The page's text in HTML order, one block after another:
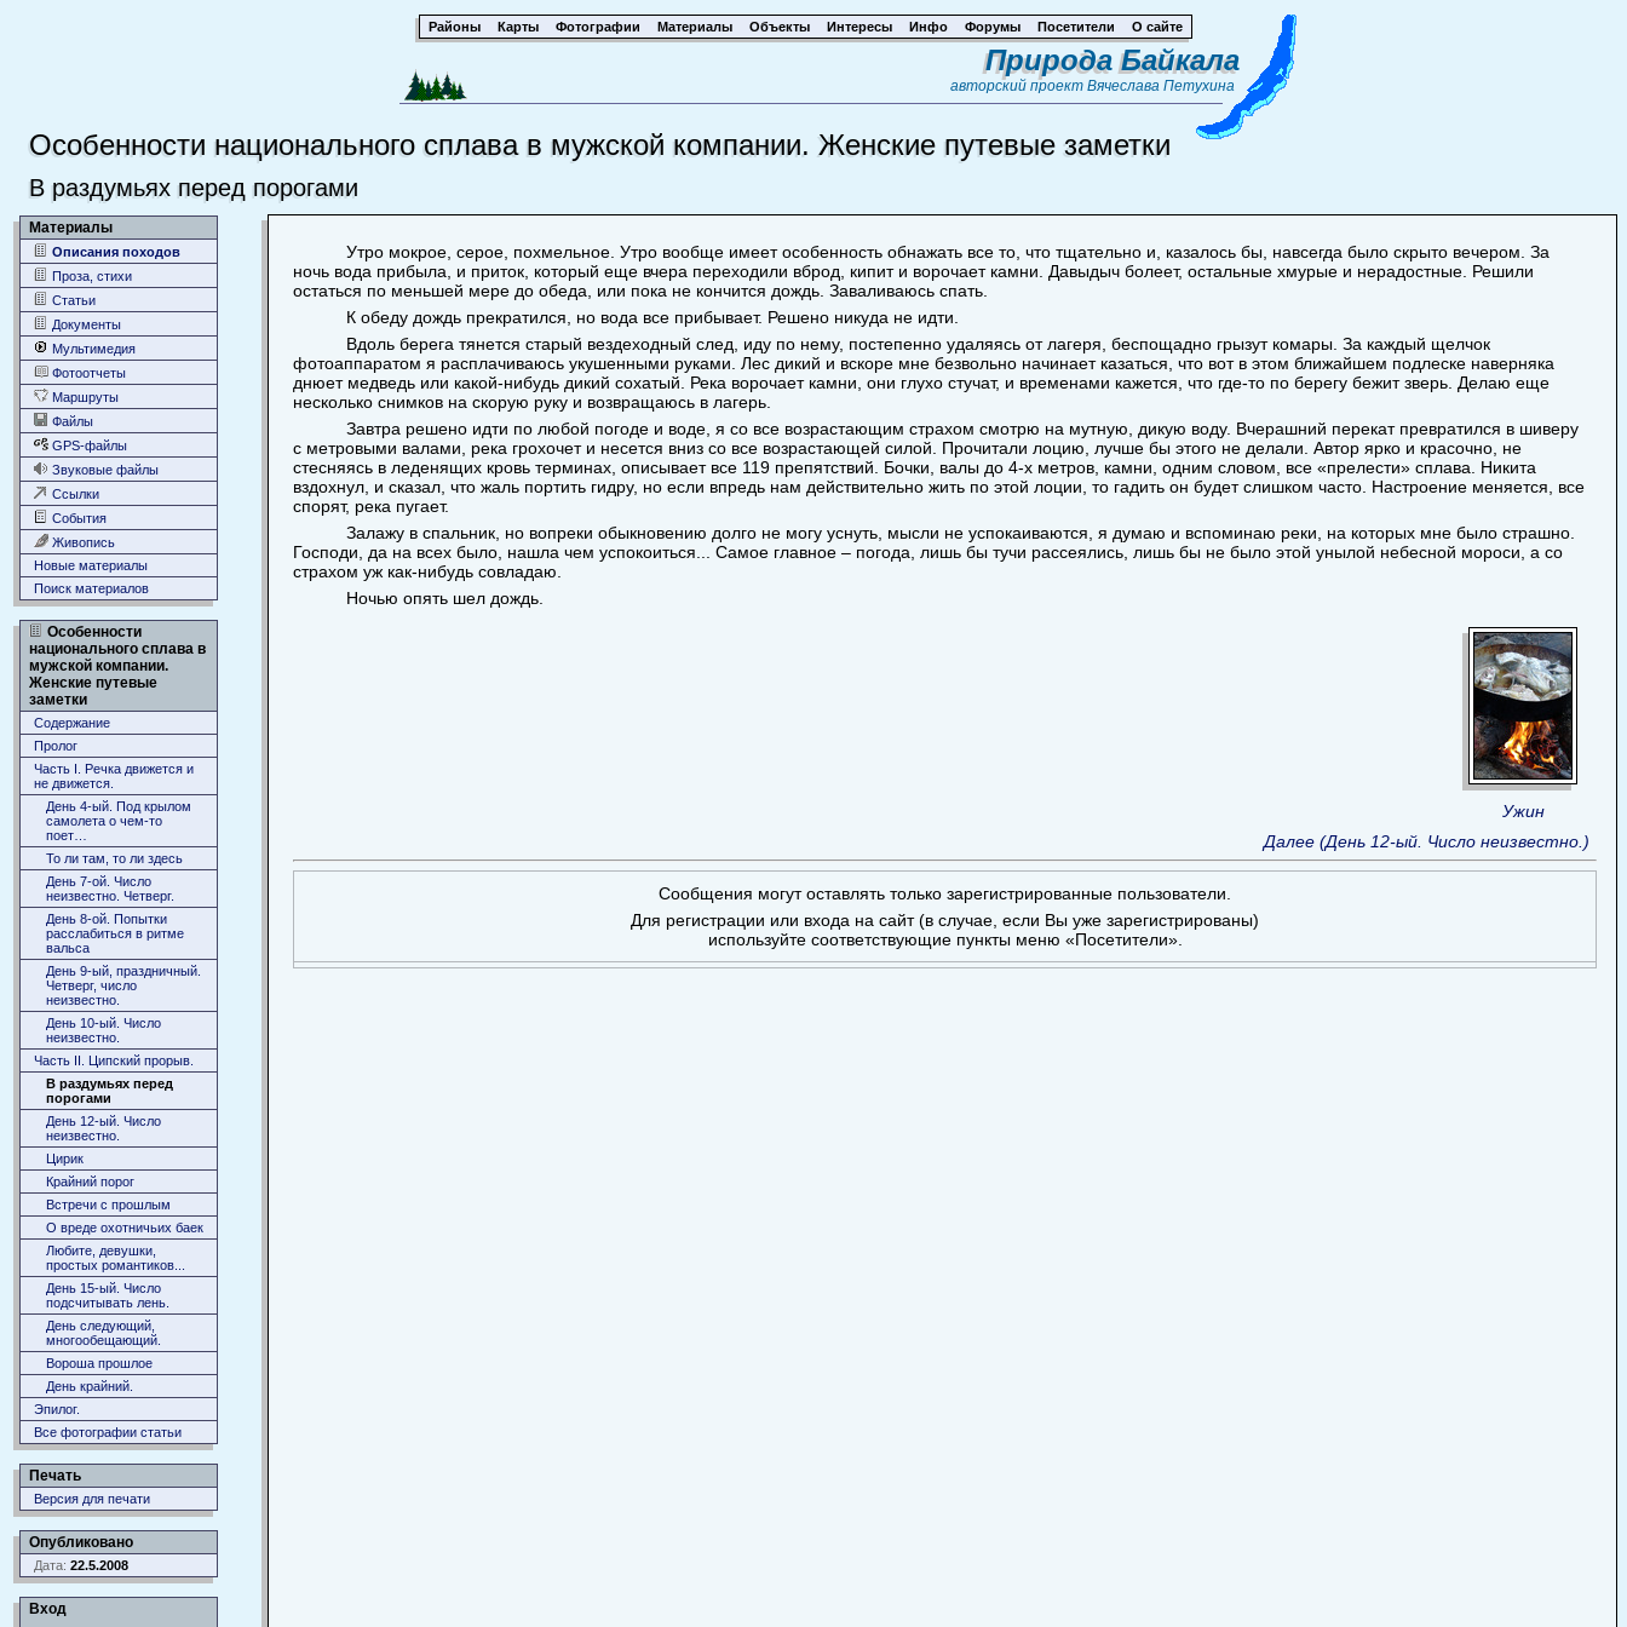
Районы Карты Фотографии Материалы Объекты Интересы Инфо Форумы Посетители О сайте
Природа Байкала
авторский проект Вячеслава Петухина
Особенности национального сплава в мужской компании. Женские путевые заметки
В раздумьях перед порогами
Материалы
Описания походов
Проза, стихи
Статьи
Документы
Мультимедия
Фотоотчеты
Маршруты
Файлы
GPS-файлы
Звуковые файлы
Ссылки
События
Живопись
Новые материалы
Поиск материалов
Особенности
национального сплава в
мужской компании.
Женские путевые
заметки
Содержание
Пролог
Часть I. Речка движется и
не движется.
День 4-ый. Под крылом
самолета о чем-то
поет…
То ли там, то ли здесь
День 7-ой. Число
неизвестно. Четверг.
День 8-ой. Попытки
расслабиться в ритме
вальса
День 9-ый, праздничный.
Четверг, число
неизвестно.
День 10-ый. Число
неизвестно.
Часть II. Ципский прорыв.
В раздумьях перед
порогами
День 12-ый. Число
неизвестно.
Цирик
Крайний порог
Встречи с прошлым
О вреде охотничьих баек
Любите, девушки,
простых романтиков...
День 15-ый. Число
подсчитывать лень.
День следующий,
многообещающий.
Вороша прошлое
День крайний.
Эпилог.
Все фотографии статьи
Печать
Версия для печати
Опубликовано
Дата: 22.5.2008
Вход
Утро мокрое, серое, похмельное. Утро вообще имеет особенность обнажать все то, что тщательно и, казалось бы, навсегда было скрыто вечером. За
ночь вода прибыла, и приток, который еще вчера переходили вброд, кипит и ворочает камни. Давыдыч болеет, остальные хмурые и нерадостные. Решили
остаться по меньшей мере до обеда, или пока не кончится дождь. Заваливаюсь спать.
К обеду дождь прекратился, но вода все прибывает. Решено никуда не идти.
Вдоль берега тянется старый вездеходный след, иду по нему, постепенно удаляясь от лагеря, беспощадно грызут комары. За каждый щелчок
фотоаппаратом я расплачиваюсь укушенными руками. Лес дикий и вскоре мне безвольно начинает казаться, что вот в этом ближайшем подлеске наверняка
днюет медведь или какой-нибудь дикий сохатый. Река ворочает камни, они глухо стучат, и временами кажется, что где-то по берегу бежит зверь. Делаю еще
несколько снимков на скорую руку и возвращаюсь в лагерь.
Завтра решено идти по любой погоде и воде, я со все возрастающим страхом смотрю на мутную, дикую воду. Вчерашний перекат превратился в шиверу
с метровыми валами, река грохочет и несется вниз со все возрастающей силой. Прочитали лоцию, лучше бы этого не делали. Автор ярко и красочно, не
стесняясь в леденящих кровь терминах, описывает все 119 препятствий. Бочки, валы до 4-х метров, камни, одним словом, все «прелести» сплава. Никита
вздохнул, и сказал, что жаль портить гидру, но если впредь нам действительно жить по этой лоции, то гадить он будет слишком часто. Настроение меняется, все
спорят, река пугает.
Залажу в спальник, но вопреки обыкновению долго не могу уснуть, мысли не успокаиваются, я думаю и вспоминаю реки, на которых мне было страшно.
Господи, да на всех было, нашла чем успокоиться... Самое главное – погода, лишь бы тучи рассеялись, лишь бы не было этой унылой небесной мороси, а со
страхом уж как-нибудь совладаю.
Ночью опять шел дождь.
Ужин
Далее (День 12-ый. Число неизвестно.)
Сообщения могут оставлять только зарегистрированные пользователи.
Для регистрации или входа на сайт (в случае, если Вы уже зарегистрированы)
используйте соответствующие пункты меню «Посетители».